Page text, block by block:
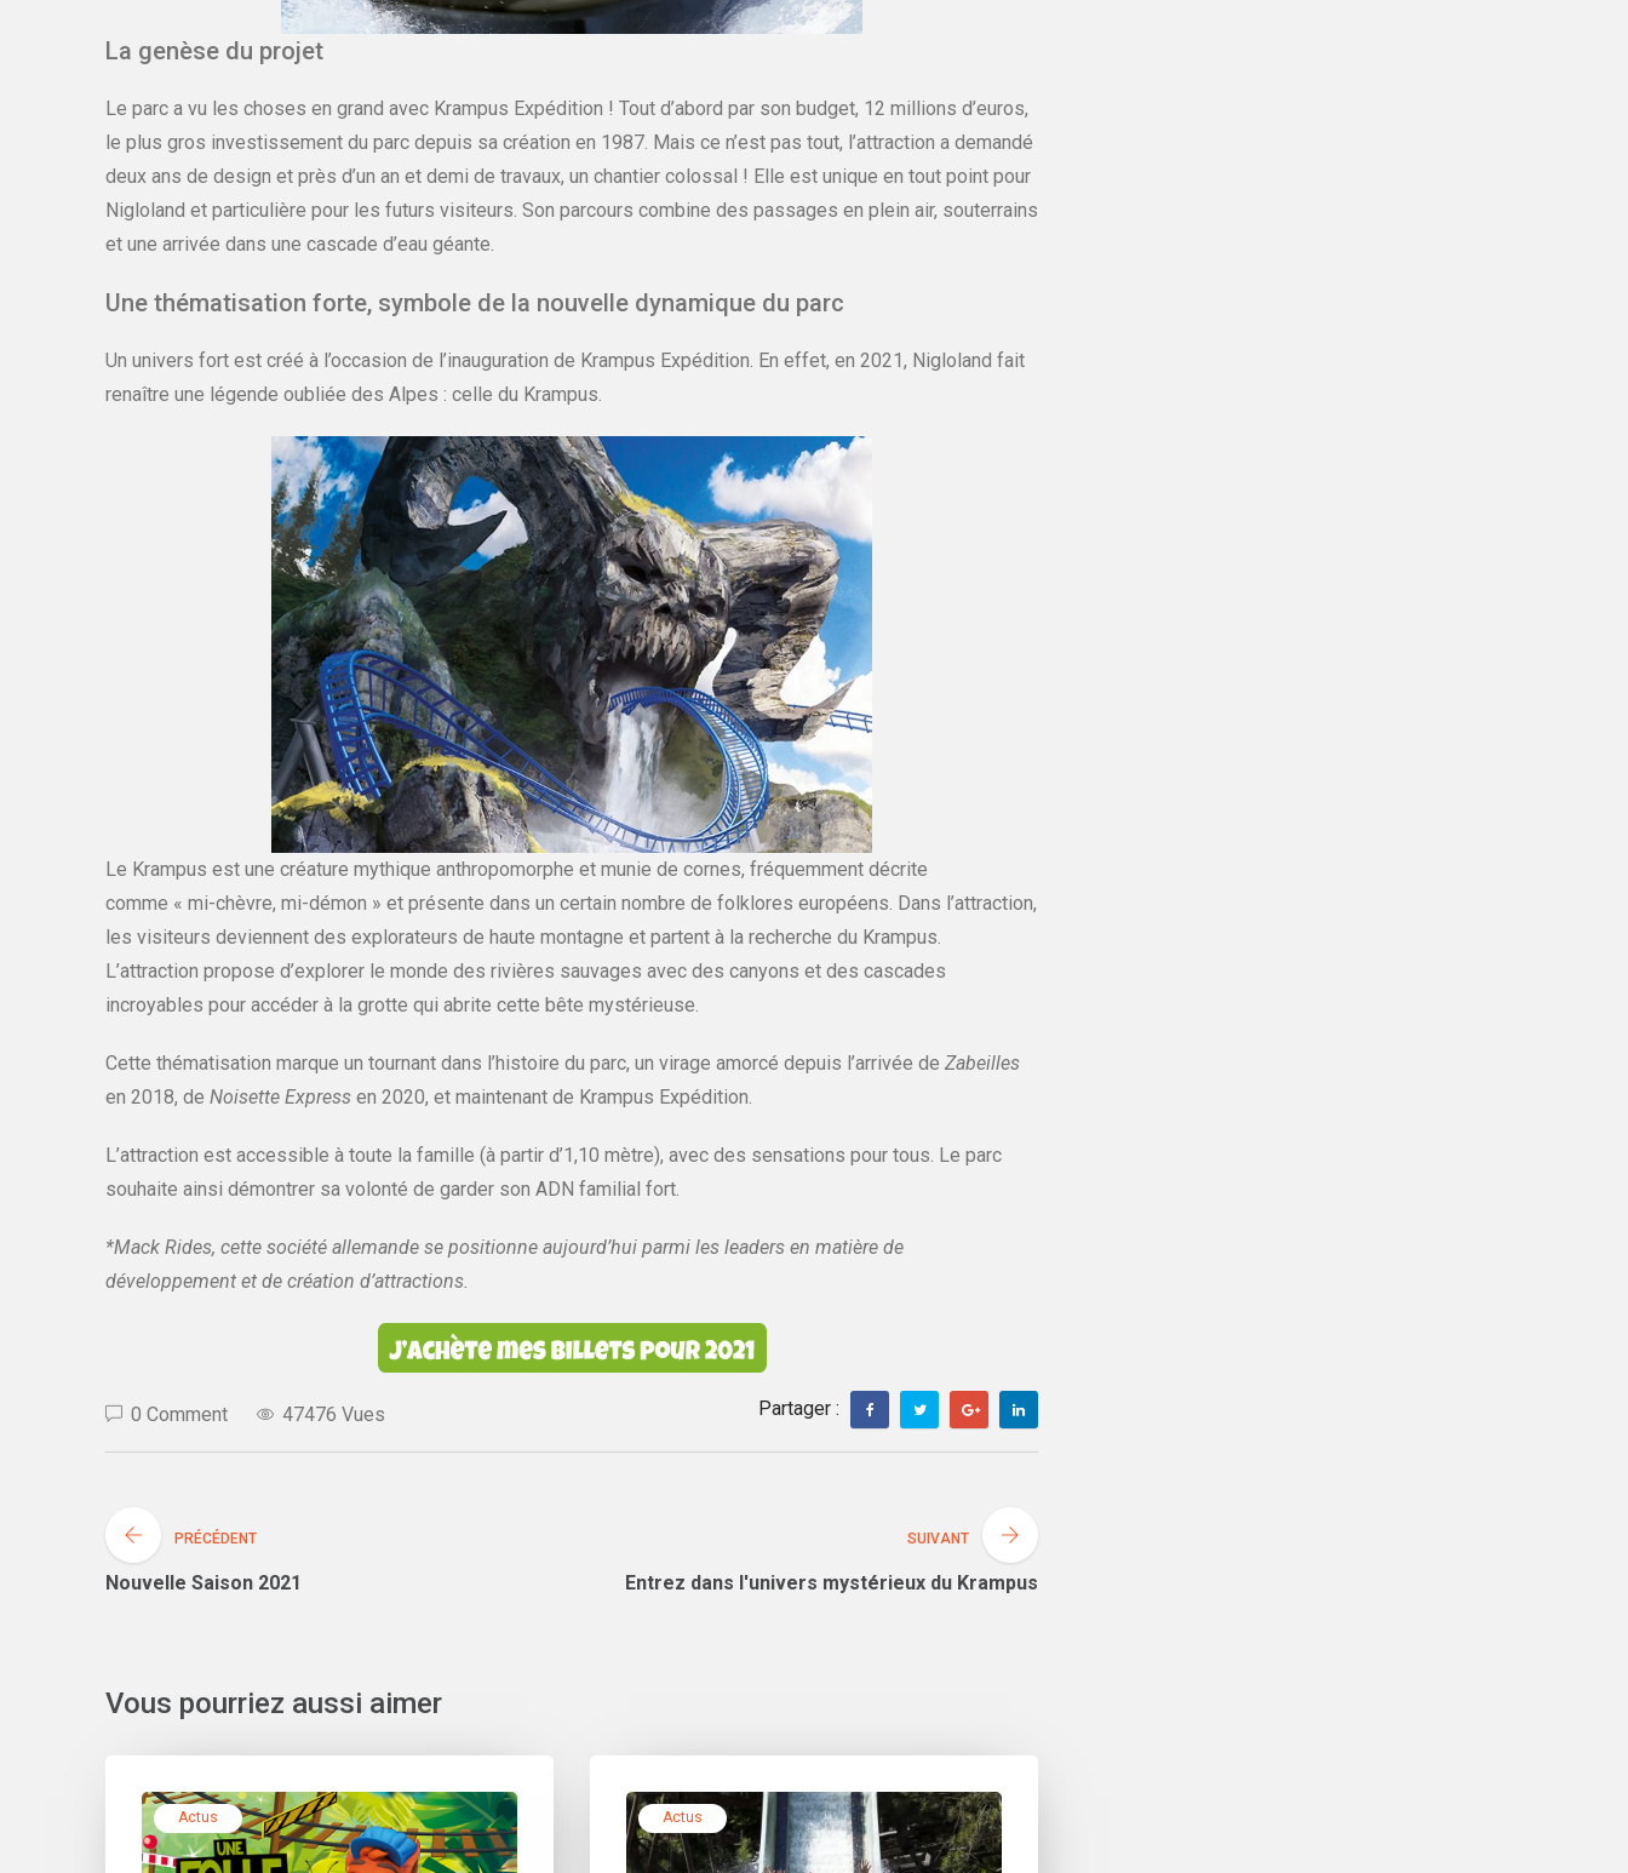
La genèse du projet
Le parc a vu les choses en grand avec Krampus Expédition ! Tout d’abord par son budget, 12 millions d’euros,
le plus gros investissement du parc depuis sa création en 1987. Mais ce n’est pas tout, l’attraction a demandé
deux ans de design et près d’un an et demi de travaux, un chantier colossal ! Elle est unique en tout point pour
Nigloland et particulière pour les futurs visiteurs. Son parcours combine des passages en plein air, souterrains
et une arrivée dans une cascade d’eau géante.
Une thématisation forte, symbole de la nouvelle dynamique du parc
Un univers fort est créé à l’occasion de l’inauguration de Krampus Expédition. En effet, en 2021, Nigloland fait
renaître une légende oubliée des Alpes : celle du Krampus.
Le Krampus est une créature mythique anthropomorphe et munie de cornes, fréquemment décrite
comme « mi-chèvre, mi-démon » et présente dans un certain nombre de folklores européens. Dans l’attraction,
les visiteurs deviennent des explorateurs de haute montagne et partent à la recherche du Krampus.
L’attraction propose d’explorer le monde des rivières sauvages avec des canyons et des cascades
incroyables pour accéder à la grotte qui abrite cette bête mystérieuse.
Cette thématisation marque un tournant dans l’histoire du parc, un virage amorcé depuis l’arrivée de Zabeilles
en 2018, de Noisette Express en 2020, et maintenant de Krampus Expédition.
L’attraction est accessible à toute la famille (à partir d’1,10 mètre), avec des sensations pour tous. Le parc
souhaite ainsi démontrer sa volonté de garder son ADN familial fort.
*Mack Rides, cette société allemande se positionne aujourd’hui parmi les leaders en matière de
développement et de création d’attractions.
0 Comment 47476 Vues Partager :
PRÉCÉDENT
Nouvelle Saison 2021
SUIVANT
Entrez dans l'univers mystérieux du Krampus
Vous pourriez aussi aimer
Actus Actus